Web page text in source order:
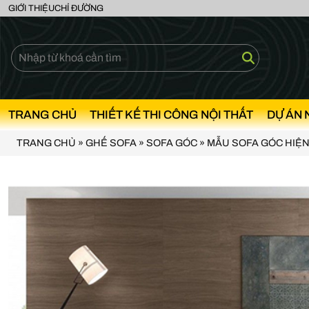
GIỚI THIỆUCHỈ ĐƯỜNG
TRANG CHỦ THIẾT KẾ THI CÔNG NỘI THẤT DỰ ÁN
TRANG CHỦ » GHẾ SOFA » SOFA GÓC » MẪU SOFA GÓC